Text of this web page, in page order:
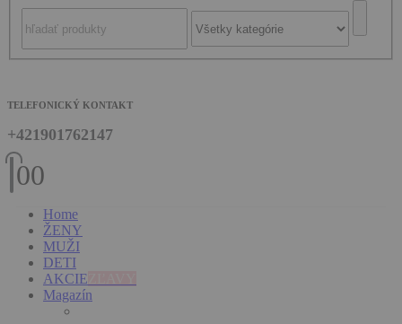
TELEFONICKÝ KONTAKT
+421901762147
00
Home
ŽENY
MUŽI
DETI
AKCIE
Magazín